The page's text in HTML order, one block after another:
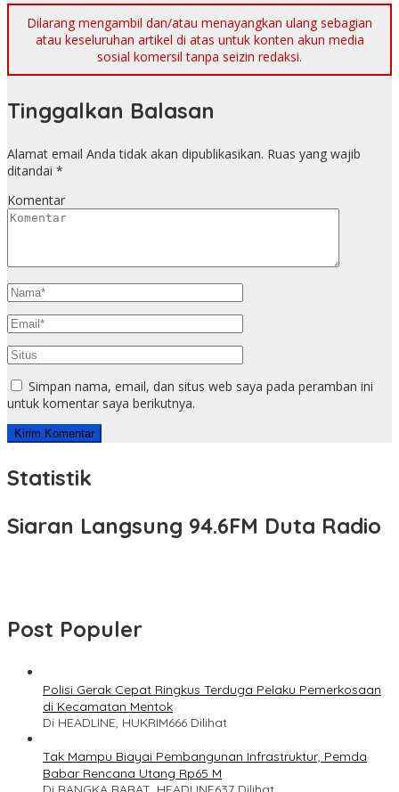
Dilarang mengambil dan/atau menayangkan ulang sebagian
atau keseluruhan artikel di atas untuk konten akun media
sosial komersil tanpa seizin redaksi.
Tinggalkan Balasan
Alamat email Anda tidak akan dipublikasikan. Ruas yang wajib
ditandai *
Komentar
Simpan nama, email, dan situs web saya pada peramban ini
untuk komentar saya berikutnya.
Statistik
Siaran Langsung 94.6FM Duta Radio
Post Populer
Polisi Gerak Cepat Ringkus Terduga Pelaku Pemerkosaan
di Kecamatan Mentok
Di HEADLINE, HUKRIM666 Dilihat
Tak Mampu Biayai Pembangunan Infrastruktur, Pemda
Babar Rencana Utang Rp65 M